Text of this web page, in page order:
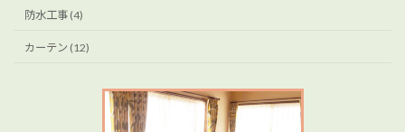
防水工事 (4)
カーテン (12)